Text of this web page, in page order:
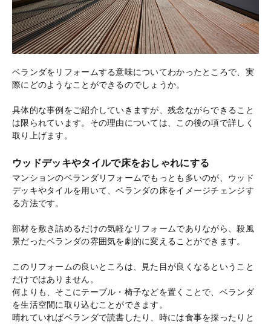
ベランダをリフォームする意味についてわかったところで、実
際にどのようなことができるのでしょうか。
具体的な事例をご紹介していきますが、残念ながらできること
は限られています。その理由については、この後の項で詳しく
取り上げます。
ウッドデッキやタイルで床をおしゃれにする
マンションのベランダリフォームでもっとも多いのが、ウッド
デッキやタイルを用いて、ベランダの床をイメージチェンジす
る方法です。
部材を敷き詰めるだけの気軽なリフォームでありながら、殺風
景だったベランダの雰囲気を劇的に変えることができます。
このリフォームの良いところは、見た目が良くなるということ
だけではありません。
何よりも、そこにテーブル・椅子などを置くことで、ベランダ
を生活空間に取り込むことができます。
晴れていればベランダで読書したり、時には食事を採ったりと